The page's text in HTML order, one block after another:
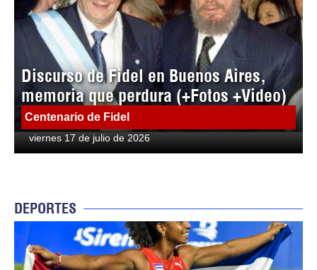
Discurso de Fidel en Buenos Aires,
memoria que perdura (+Fotos +Video)
Centenario de Fidel
viernes 17 de julio de 2026
DEPORTES